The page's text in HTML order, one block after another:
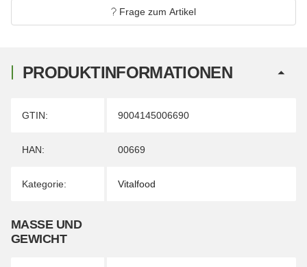
Frage zum Artikel
PRODUKTINFORMATIONEN
Produkteigenschaft
Wert
GTIN: 9004145006690
HAN: 00669
Kategorie: Vitalfood
MASSE UND G
EWICHT